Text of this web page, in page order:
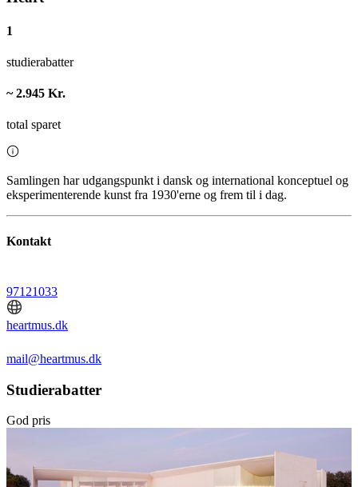
1
studierabatter
~ 2.945 Kr.
total sparet
Samlingen har udgangspunkt i dansk og international konceptuel og
eksperimenterende kunst fra 1930'erne og frem til i dag.
Kontakt
97121033
heartmus.dk
mail@heartmus.dk
Studierabatter
God pris